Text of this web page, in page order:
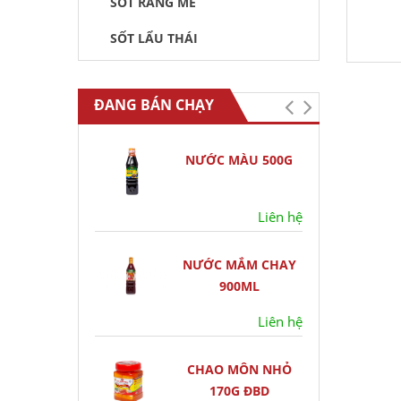
SỐT LẨU THÁI
ĐANG BÁN CHẠY
NƯỚC MÀU 500G
Liên hệ
NƯỚC MẮM CHAY
900ML
Liên hệ
CHAO MÔN NHỎ
170G ĐBD